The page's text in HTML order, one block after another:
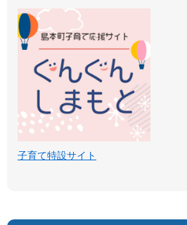
子育て特設サイト